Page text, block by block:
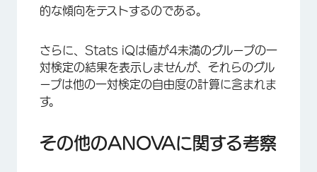
的な傾向をテストするのである。
さらに、Stats iQは値が4未満のグループの一
対検定の結果を表示しませんが、それらのグル
ープは他の一対検定の自由度の計算に含まれま
す。
その他のANOVAに関する考察